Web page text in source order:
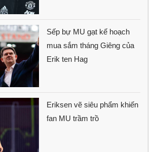
Sếp bự MU gạt kế hoạch
mua sắm tháng Giêng của
Erik ten Hag
Eriksen vẽ siêu phẩm khiến
fan MU trầm trồ